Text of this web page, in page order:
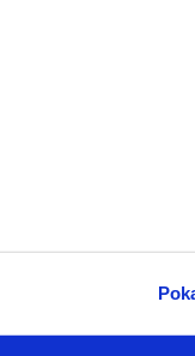
zupę
umyj, obierz ze
do dużego
i doprowadź do
ogień i gotuj, aż
się rozgotuje.